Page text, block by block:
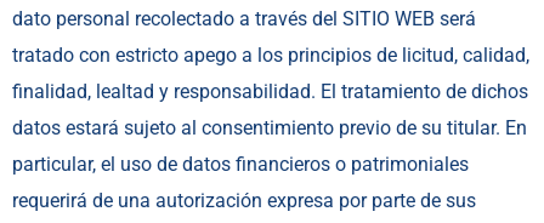
dato personal recolectado a través del SITIO WEB será
tratado con estricto apego a los principios de licitud, calidad,
finalidad, lealtad y responsabilidad. El tratamiento de dichos
datos estará sujeto al consentimiento previo de su titular. En
particular, el uso de datos financieros o patrimoniales
requerirá de una autorización expresa por parte de sus